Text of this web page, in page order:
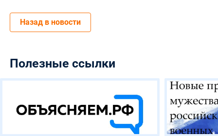
Назад в новости
Полезные ссылки